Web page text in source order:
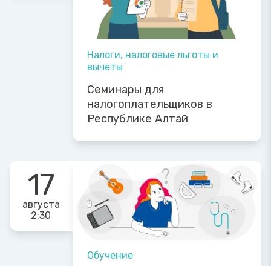
Налоги, налоговые льготы и
вычеты
Семинары для
налогоплательщиков в
Республике Алтай
17
августа
2:30
Обучение